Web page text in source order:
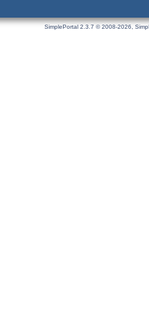
SimplePortal 2.3.7 © 2008-2026,